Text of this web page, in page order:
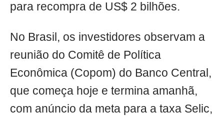
para recompra de US$ 2 bilhões.
No Brasil, os investidores observam a
reunião do Comitê de Política
Econômica (Copom) do Banco Central,
que começa hoje e termina amanhã,
com anúncio da meta para a taxa Selic,